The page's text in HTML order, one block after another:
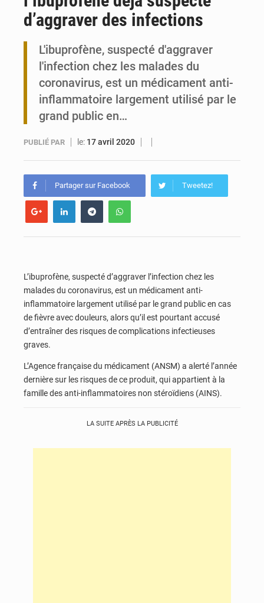
Victoire Dogbé prône l’engagement politique des femmes à Kigali
d’aggraver des infections
L'ibuprofène, suspecté d'aggraver
l'infection chez les malades du
coronavirus, est un médicament anti-
inflammatoire largement utilisé par le
grand public en…
PUBLIÉ PAR le: 17 avril 2020
Partager sur Facebook Tweetez!
L’ibuprofène, suspecté d’aggraver l’infection chez les
malades du coronavirus, est un médicament anti-
inflammatoire largement utilisé par le grand public en cas
de fièvre avec douleurs, alors qu’il est pourtant accusé
d’entraîner des risques de complications infectieuses
graves.
L’Agence française du médicament (ANSM) a alerté l’année
dernière sur les risques de ce produit, qui appartient à la
famille des anti-inflammatoires non stéroïdiens (AINS).
LA SUITE APRÈS LA PUBLICITÉ